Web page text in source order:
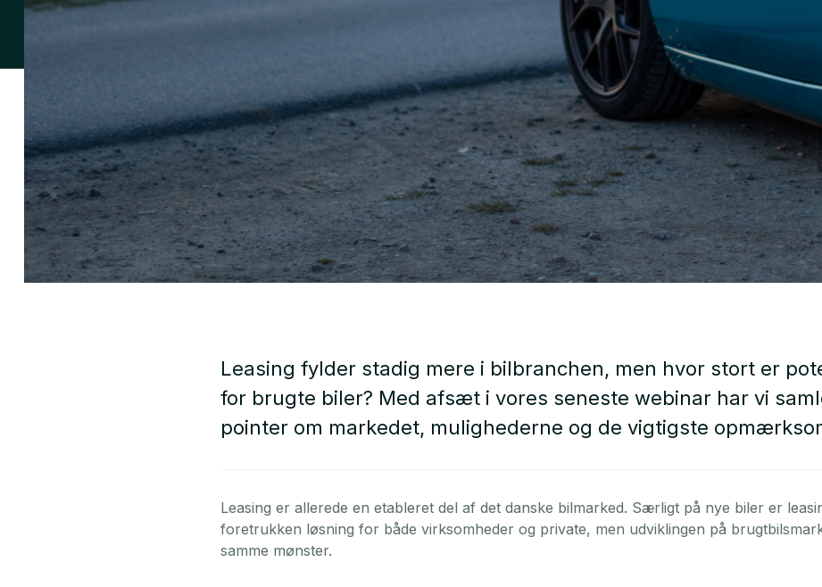
Leasing fylder stadig mere i bilbranchen, men hvor stort er
for brugte biler? Med afsæt i vores seneste webinar har vi
pointer om markedet, mulighederne og de vigtigste
Leasing er allerede en etableret del af det danske bilmarked. Særligt på nye biler er
foretrukken løsning for både virksomheder og private, men udviklingen på
samme mønster.